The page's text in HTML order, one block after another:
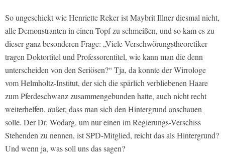
So ungeschickt wie Henriette Reker ist Maybrit Illner diesmal nicht,
alle Demonstranten in einen Topf zu schmeißen, und so kam es zu
dieser ganz besonderen Frage: „Viele Verschwörungstheoretiker
tragen Doktortitel und Professorentitel, wie kann man die denn
unterscheiden von den Seriösen?“ Tja, da konnte der Wirrologe
vom Helmholtz-Institut, der sich die spärlich verbliebenen Haare
zum Pferdeschwanz zusammengebunden hatte, auch nicht recht
weiterhelfen, außer, dass man sich den Hintergrund anschauen
solle. Der Dr. Wodarg, um nur einen im Regierungs-Verschiss
Stehenden zu nennen, ist SPD-Mitglied, reicht das als Hintergrund?
Und wenn ja, was soll uns das sagen?